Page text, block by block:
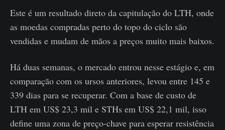
Este é um resultado direto da capitulação do LTH, onde
as moedas compradas perto do topo do ciclo são
vendidas e mudam de mãos a preços muito mais baixos.
Há duas semanas, o mercado entrou nesse estágio e, em
comparação com os ursos anteriores, levou entre 145 e
339 dias para se recuperar. Com a base de custo de
LTH em US$ 23,3 mil e STHs em US$ 22,1 mil, isso
define uma zona de preço-chave para esperar resistência